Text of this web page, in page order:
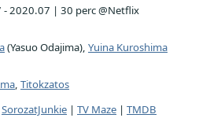
- 2020.07 | 30 perc @Netflix
(Yasuo Odajima), Yuina Kuroshima
, Titokzatos
SorozatJunkie | TV Maze | TMDB